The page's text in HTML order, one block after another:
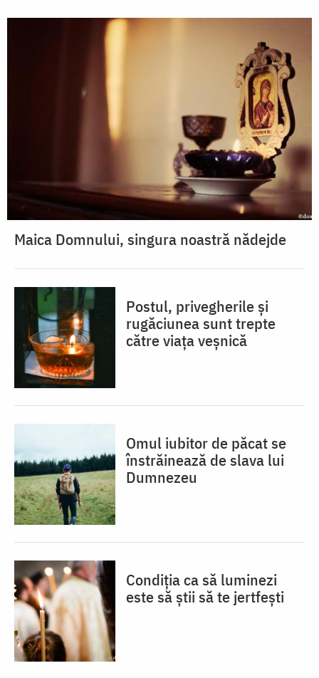
Maica Domnului, singura noastră nădejde
Postul, privegherile și
rugăciunea sunt trepte
către viața veșnică
Omul iubitor de păcat se
înstrăinează de slava lui
Dumnezeu
Condiția ca să luminezi
este să știi să te jertfești